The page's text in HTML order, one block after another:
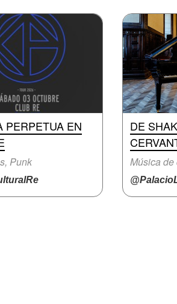
PERPETUA EN
Punk
DE
Música de